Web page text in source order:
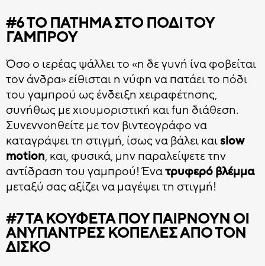
#6 ΤΟ ΠΆΤΗΜΑ ΣΤΟ ΠΌΔΙ ΤΟΥ
ΓΑΜΠΡΟΎ
Όσο ο ιερέας ψάλλει το «η δε γυνή ίνα φοβείται
τον άνδρα» είθισται η νύφη να πατάει το πόδι
του γαμπρού ως ένδειξη χειραφέτησης,
συνήθως με χιουμοριστική και fun διάθεση.
Συνεννοηθείτε με τον βιντεογράφο να
καταγράψει τη στιγμή, ίσως να βάλει καιslow
motion, και, φυσικά, μην παραλείψετε την
αντίδραση του γαμπρού! Ένατρυφερό βλέμμα
μεταξύ σας αξίζει να μαγέψει τη στιγμή!
#7 ΤΑ ΚΟΥΦΈΤΑ ΠΟΥ ΠΑΊΡΝΟΥΝ ΟΙ
ΑΝΎΠΑΝΤΡΕΣ ΚΟΠΈΛΕΣ ΑΠΌ ΤΟΝ
ΔΊΣΚΟ